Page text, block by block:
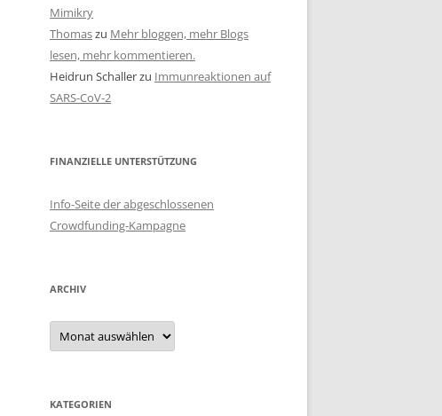
Mimikry
Thomaszu Mehr bloggen, mehr Blogs
lesen, mehr kommentieren.
Heidrun Schallerzu Immunreaktionen auf
SARS-CoV-2
FINANZIELLE UNTERSTÜTZUNG
Info-Seite der abgeschlossenen
Crowdfunding-Kampagne
ARCHIV
Archiv
KATEGORIEN